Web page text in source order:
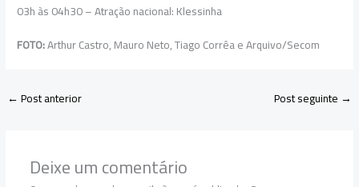
03h às 04h30 – Atração nacional: Klessinha
FOTO:Arthur Castro, Mauro Neto, Tiago Corrêa e Arquivo/Secom
←Post anterior Post seguinte →
Deixe um comentário